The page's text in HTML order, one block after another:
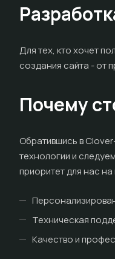
Для тех, кто хочет
создания сайта - от
Почему
Обратившись в
технологии и
приоритет для нас
Техническая
Качество и